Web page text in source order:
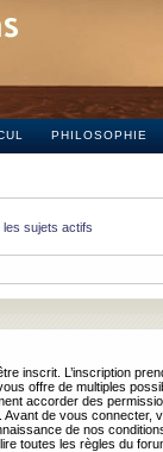
PHILOSOPHIE
les sujets actifs
inscrit. L’inscription
offre de multiples
accorder des
de vous connecter,
de nos
toutes les règles du